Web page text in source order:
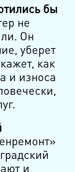
бы
не
Он
уберет
как
и износа
и